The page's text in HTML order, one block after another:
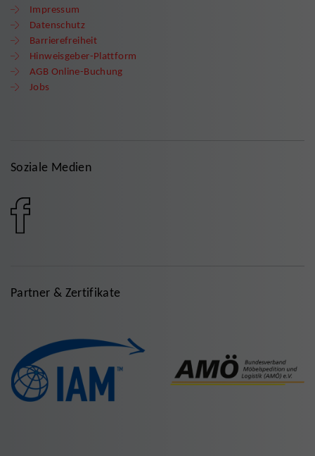
Impressum
Datenschutz
Barrierefreiheit
Hinweisgeber-Plattform
AGB Online-Buchung
Jobs
Soziale Medien
Partner & Zertifikate